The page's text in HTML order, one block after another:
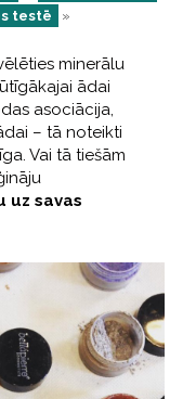
testē
»
minerālu
ādai
asociācija,
– tā noteikti
Vai tā tiešām
uz savas